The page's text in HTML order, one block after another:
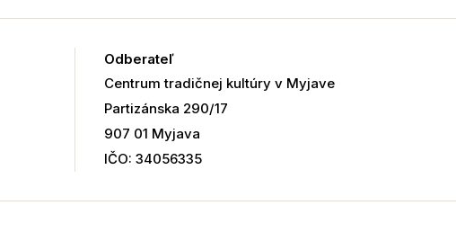
Odberateľ
Centrum tradičnej kultúry v Myjave
Partizánska 290/17
907 01 Myjava
IČO: 34056335